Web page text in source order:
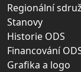
Regionální
Stanovy
Historie ODS
Financování
Grafika a logo